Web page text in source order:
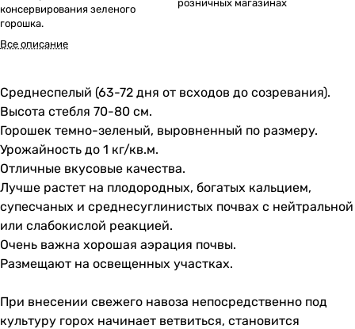
консервирования зеленого
горошка.
Все описание
розничных магазинах
Среднеспелый (63-72 дня от всходов до созревания).
Высота стебля 70-80 см.
Горошек темно-зеленый, выровненный по размеру.
Урожайность до 1 кг/кв.м.
Отличные вкусовые качества.
Лучше растет на плодородных, богатых кальцием,
супесчаных и среднесуглинистых почвах с нейтральной
или слабокислой реакцией.
Очень важна хорошая аэрация почвы.
Размещают на освещенных участках.
При внесении свежего навоза непосредственно под
культуру горох начинает ветвиться, становится